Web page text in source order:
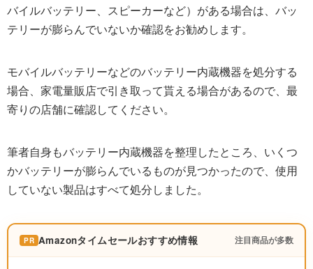
バイルバッテリー、スピーカーなど）がある場合は、バッ
テリーが膨らんでいないか確認をお勧めします。
モバイルバッテリーなどのバッテリー内蔵機器を処分する
場合、家電量販店で引き取って貰える場合があるので、最
寄りの店舗に確認してください。
筆者自身もバッテリー内蔵機器を整理したところ、いくつ
かバッテリーが膨らんでいるものが見つかったので、使用
していない製品はすべて処分しました。
PR Amazonタイムセールおすすめ情報 注目商品が多数